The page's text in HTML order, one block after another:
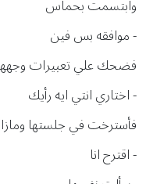
وابتسمت بحماس
- موافقه بس فين
فضحك علي تعبيرات وجهها
- اختاري انتي ايه رأيك
فأسترخت في جلستها
- اقترح انا